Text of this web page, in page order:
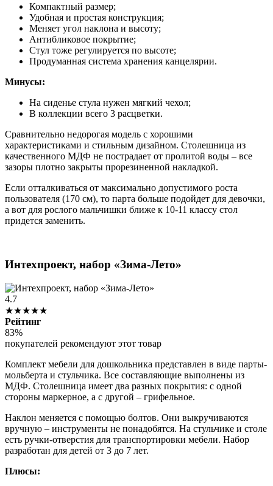
Компактный размер;
Удобная и простая конструкция;
Меняет угол наклона и высоту;
Антибликовое покрытие;
Стул тоже регулируется по высоте;
Продуманная система хранения канцелярии.
Минусы:
На сиденье стула нужен мягкий чехол;
В коллекции всего 3 расцветки.
Сравнительно недорогая модель с хорошими
характеристиками и стильным дизайном. Столешница из
качественного МДФ не пострадает от пролитой воды – все
зазоры плотно закрыты прорезиненной накладкой.
Если отталкиваться от максимально допустимого роста
пользователя (170 см), то парта больше подойдет для девочки,
а вот для рослого мальчишки ближе к 10-11 классу стол
придется заменить.
Интехпроект, набор «Зима-Лето»
4.7
★★★★★
Рейтинг
83%
покупателей рекомендуют этот товар
Комплект мебели для дошкольника представлен в виде парты-
мольберта и стульчика. Все составляющие выполнены из
МДФ. Столешница имеет два разных покрытия: с одной
стороны маркерное, а с другой – грифельное.
Наклон меняется с помощью болтов. Они выкручиваются
вручную – инструменты не понадобятся. На стульчике и столе
есть ручки-отверстия для транспортировки мебели. Набор
разработан для детей от 3 до 7 лет.
Плюсы: